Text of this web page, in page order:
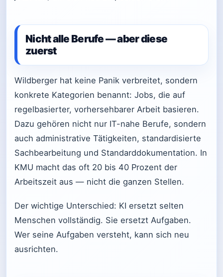
Nicht alle Berufe — aber diese
zuerst
Wildberger hat keine Panik verbreitet, sondern
konkrete Kategorien benannt: Jobs, die auf
regelbasierter, vorhersehbarer Arbeit basieren.
Dazu gehören nicht nur IT-nahe Berufe, sondern
auch administrative Tätigkeiten, standardisierte
Sachbearbeitung und Standarddokumentation. In
KMU macht das oft 20 bis 40 Prozent der
Arbeitszeit aus — nicht die ganzen Stellen.
Der wichtige Unterschied: KI ersetzt selten
Menschen vollständig. Sie ersetzt Aufgaben.
Wer seine Aufgaben versteht, kann sich neu
ausrichten.